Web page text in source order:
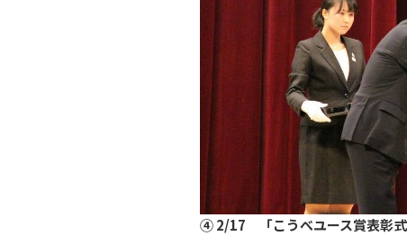
④ 2/17 「こうべユース賞表彰式